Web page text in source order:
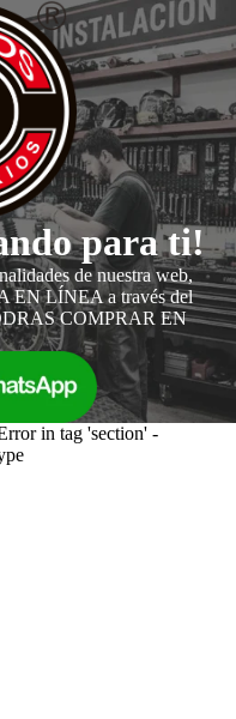
para ti!
de nuestra web,
EN LÍNEA a través del
COMPRAR EN
in tag 'section' -